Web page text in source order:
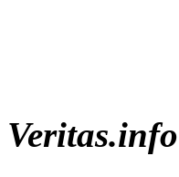
Veritas.info